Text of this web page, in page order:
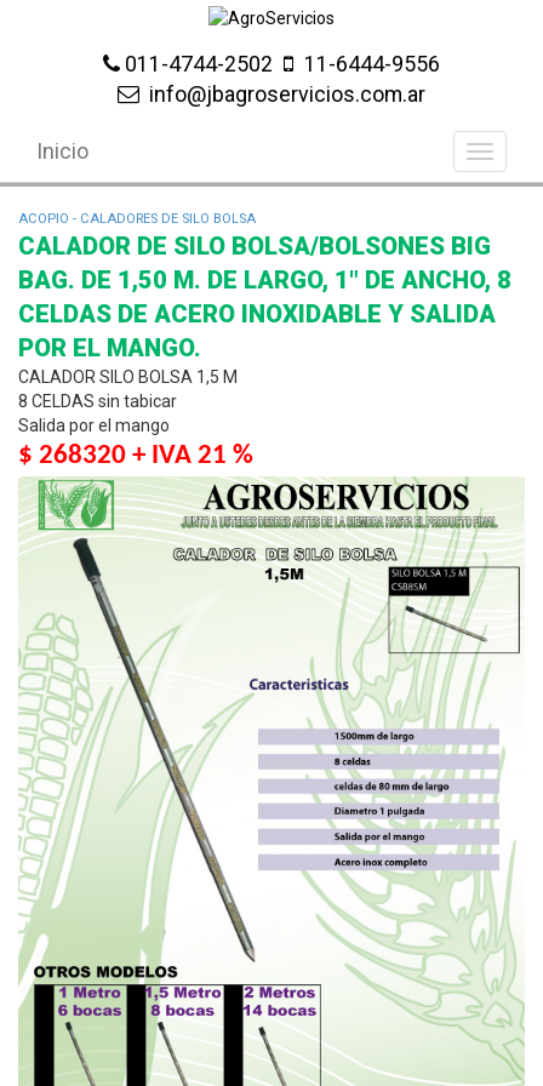
011-4744-2502
11-6444-9556
info@jbagroservicios.com.ar
Inicio
ACOPIO - CALADORES DE SILO BOLSA
CALADOR DE SILO BOLSA/BOLSONES BIG
BAG. DE 1,50 M. DE LARGO, 1" DE ANCHO, 8
CELDAS DE ACERO INOXIDABLE Y SALIDA
POR EL MANGO.
CALADOR SILO BOLSA 1,5 M
8 CELDAS sin tabicar
Salida por el mango
$ 268320 + IVA 21 %